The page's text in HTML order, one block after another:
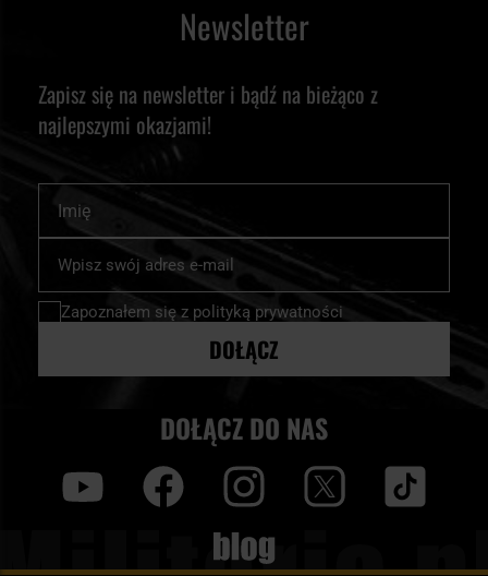
Newsletter
Zapisz się na newsletter i bądź na bieżąco z
najlepszymi okazjami!
nasz
newsletter:
Zapoznałem się z polityką prywatności
DOŁĄCZ
DOŁĄCZ DO NAS
Blog